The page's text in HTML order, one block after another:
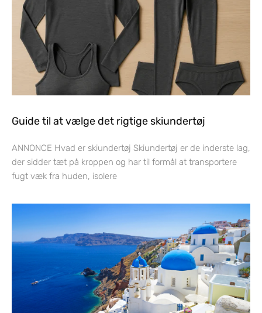
Guide til at vælge det rigtige skiundertøj
ANNONCE Hvad er skiundertøj Skiundertøj er de inderste lag,
der sidder tæt på kroppen og har til formål at transportere
fugt væk fra huden, isolere